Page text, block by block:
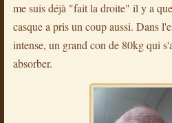
me suis déjà "fait la droite" il y a
casque a pris un coup aussi. Dans
intense, un grand con de 80kg qui
absorber.